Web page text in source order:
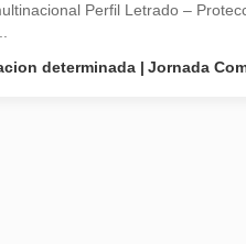
Perfil Letrado –
determinada Jornada